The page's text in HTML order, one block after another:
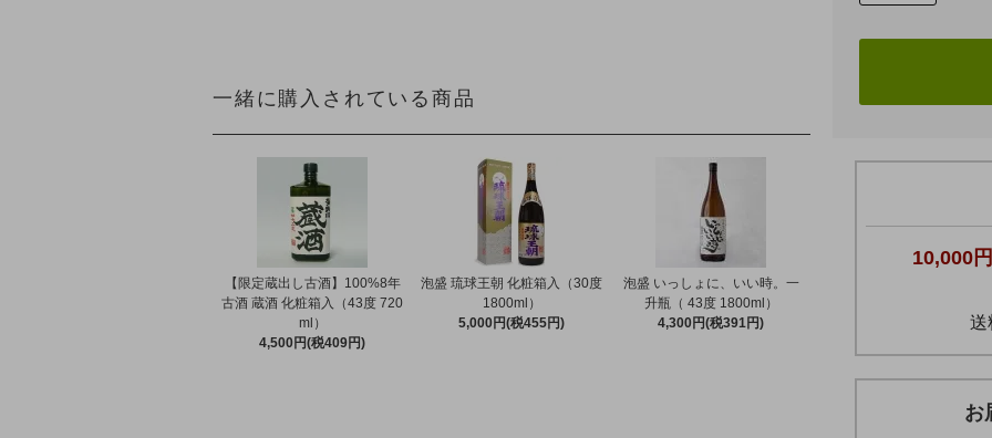
一緒に購入されている商品
【限定蔵出し古酒】100%8年
古酒 蔵酒 化粧箱入（43度 720
ml）
4,500円(税409円)
泡盛 琉球王朝 化粧箱入（30度
1800ml）
5,000円(税455円)
泡盛 いっしょに、いい時。一
升瓶（ 43度 1800ml）
4,300円(税391円)
10,000円
送
お